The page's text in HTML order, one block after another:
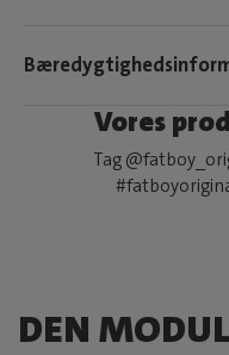
Vores
Tag
DEN